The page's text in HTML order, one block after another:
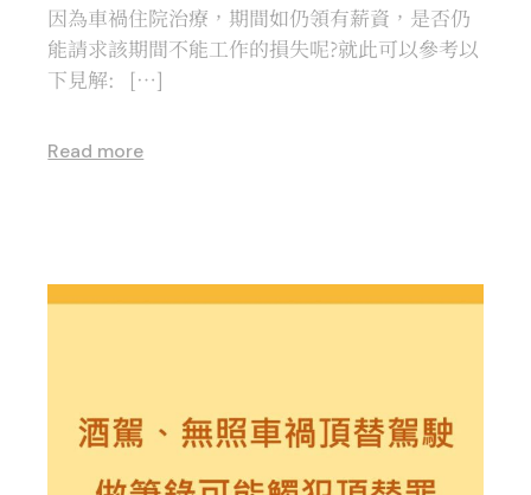
因為車禍住院治療，期間如仍領有薪資，是否仍
能請求該期間不能工作的損失呢?就此可以參考以
下見解: […]
Read more